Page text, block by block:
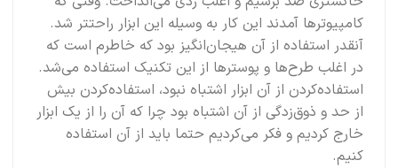
کامپیوترها آمدند این کار به وسیله این ابزار راحتتر شد.
آنقدر استفاده از آن هیجان‌انگیز بود که خاطرم است که
در اغلب طرح‌ها و پوسترها از این تکنیک استفاده می‌شد.
استفاده‌کردن از آن ابزار اشتباه نبود، استفاده‌کردن بیش
از حد و ذوق‌زدگی از آن اشتباه بود چرا که آن را از یک ابزار
خارج کردیم و فکر می‌کردیم حتما باید از آن استفاده
کنیم.